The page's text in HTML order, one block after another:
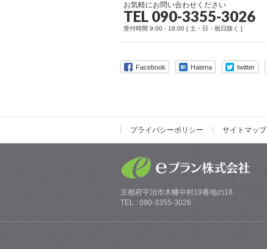
お気軽にお問い合わせください
TEL 090-3355-3026
受付時間 9:00 - 18:00 [ 土・日・祝日除く ]
Facebook Hatena twitter
プライバシーポリシー サイトマップ
京都府宇治市木幡中村19番地の18
TEL : 090-3355-3026